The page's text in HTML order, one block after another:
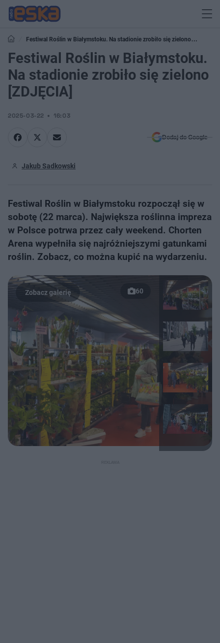
Festiwal Roślin w Białymstoku. Na stadionie zrobiło się zielono
[ZDJĘCIA]
Festiwal Roślin w Białymstoku.
Na stadionie zrobiło się zielono
[ZDJĘCIA]
2025-03-22 16:03
Dodaj do Google
Jakub Sadkowski
Festiwal Roślin w Białymstoku rozpoczął się w
sobotę (22 marca). Największa roślinna impreza
w Polsce potrwa przez cały weekend. Chorten
Arena wypełniła się najróżniejszymi gatunkami
roślin. Zobacz, co można kupić na wydarzeniu.
60